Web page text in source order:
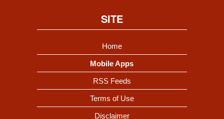
SITE
Home
Mobile Apps
RSS Feeds
Terms of Use
Disclaimer